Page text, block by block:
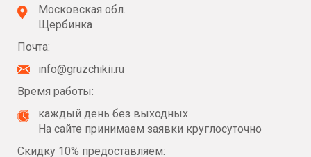
Московская обл.
Щербинка
Почта:
info@gruzchikii.ru
Время работы:
каждый день без выходных
На сайте принимаем заявки круглосуточно
Скидку 10% предоставляем: